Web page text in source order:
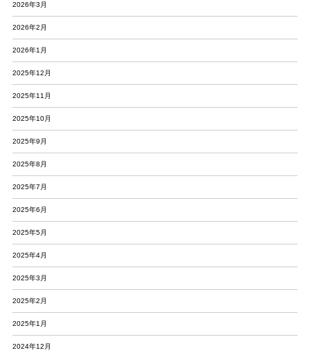
2026年3月
2026年2月
2026年1月
2025年12月
2025年11月
2025年10月
2025年9月
2025年8月
2025年7月
2025年6月
2025年5月
2025年4月
2025年3月
2025年2月
2025年1月
2024年12月